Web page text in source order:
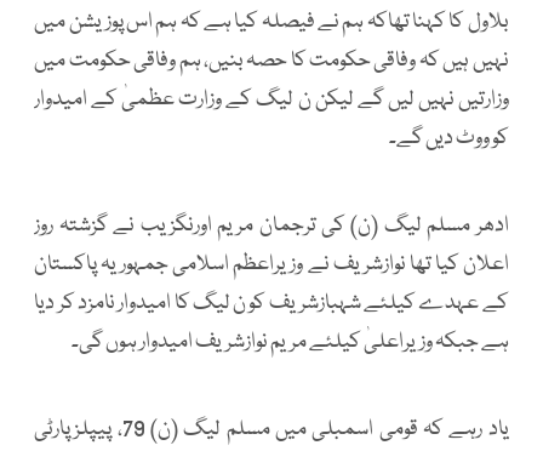
بلاول کا کہنا تھاکہ ہم نے فیصلہ کیا ہے کہ ہم اس پوزیشن میں
نہیں ہیں کہ وفاقی حکومت کا حصہ بنیں، ہم وفاقی حکومت میں
وزارتیں نہیں لیں گے لیکن ن لیگ کے وزارت عظمیٰ کے امیدوار
کو ووٹ دیں گے۔
ادھر مسلم لیگ (ن) کی ترجمان مریم اورنگزیب نے گزشتہ روز
اعلان کیا تھا نوازشریف نے وزیراعظم اسلامی جمہوریہ پاکستان
کے عہدے کیلئے شہبازشریف کو ن لیگ کا امیدوار نامزد کر دیا
ہے جبکہ وزیراعلیٰ کیلئے مریم نوازشریف امیدوار ہوں گی۔
یاد رہے کہ قومی اسمبلی میں مسلم لیگ (ن) 79، پیپلزپارٹی